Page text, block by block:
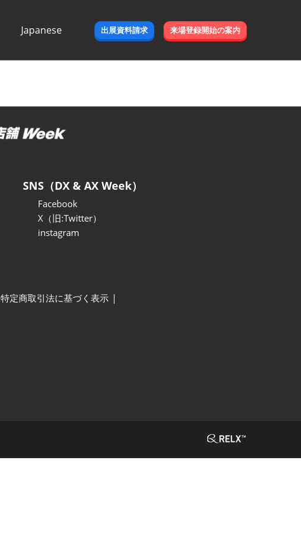
Japanese
出展資料請求 来場登録開始の案内
SNS（DX & AX Week）
Facebook
X（旧:Twitter）
instagram
特定商取引法に基づく表示